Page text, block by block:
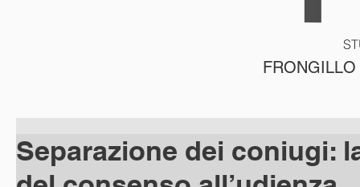
Separazione dei coniugi: